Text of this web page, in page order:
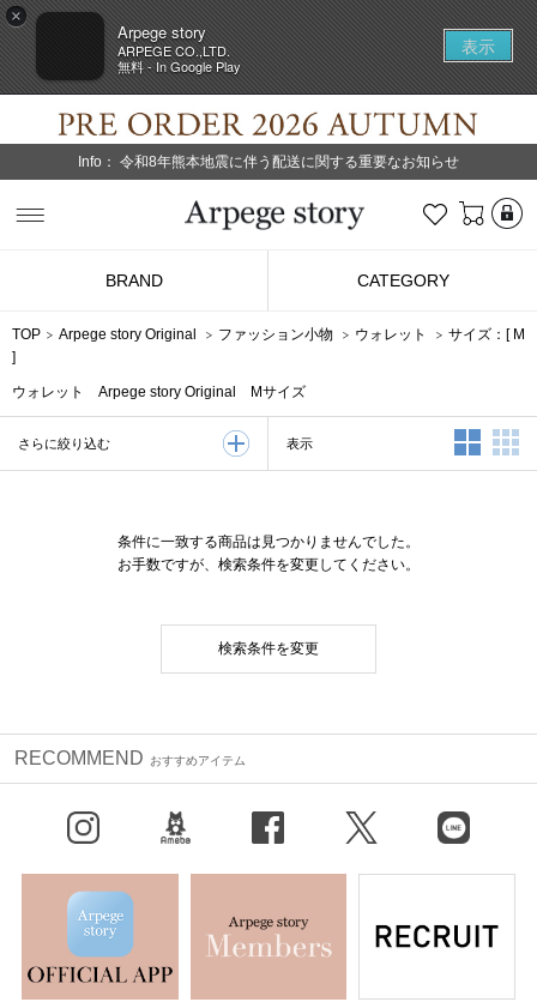
×
Arpege story
ARPEGE CO.,LTD.
無料 - In Google Play
表示
Info： 令和8年熊本地震に伴う配送に関する重要なお知らせ
お気に入り
BRAND CATEGORY
TOP Arpege story Original ファッション小物 ウォレット サイズ：[ M
]
ウォレット Arpege story Original Mサイズ
さらに絞り込む 表示 2列表示
条件に一致する商品は見つかりませんでした。
お手数ですが、検索条件を変更してください。
検索条件を変更
RECOMMEND おすすめアイテム
X（旧Twitter） LINE